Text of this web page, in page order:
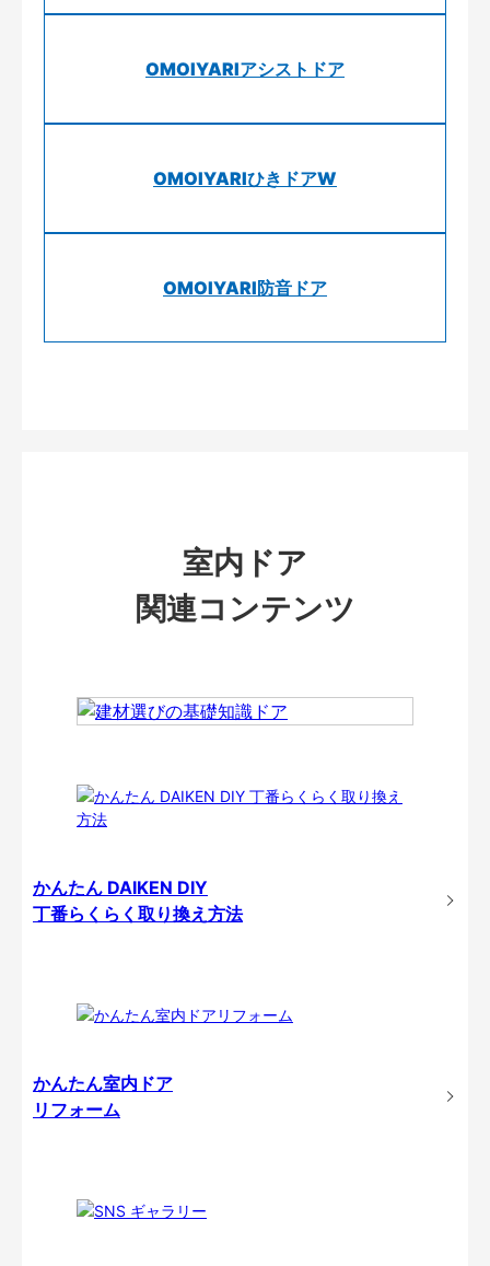
OMOIYARIアシストドア
OMOIYARIひきドアW
OMOIYARI防音ドア
室内ドア
関連コンテンツ
かんたん DAIKEN DIY
丁番らくらく取り換え方法
かんたん室内ドア
リフォーム